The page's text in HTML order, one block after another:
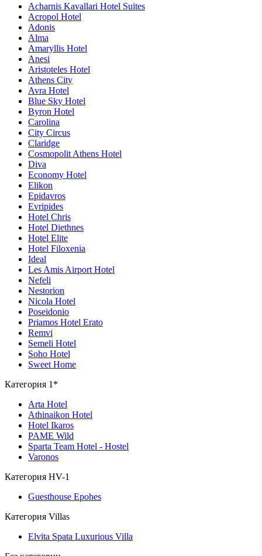
Acharnis Kavallari Hotel Suites
Acropol Hotel
Adonis
Alma
Amaryllis Hotel
Anesi
Aristoteles Hotel
Athens City
Avra Hotel
Blue Sky Hotel
Byron Hotel
Carolina
City Circus
Claridge
Cosmopolit Athens Hotel
Diva
Economy Hotel
Elikon
Epidavros
Evripides
Hotel Chris
Hotel Diethnes
Hotel Elite
Hotel Filoxenia
Ideal
Les Amis Airport Hotel
Nefeli
Nestorion
Nicola Hotel
Poseidonio
Priamos Hotel Erato
Remvi
Semeli Hotel
Soho Hotel
Sweet Home
Категория 1*
Arta Hotel
Athinaikon Hotel
Hotel Ikaros
PAME Wild
Sparta Team Hotel - Hostel
Varonos
Категория HV-1
Guesthouse Epohes
Категория Villas
Elvita Spata Luxurious Villa